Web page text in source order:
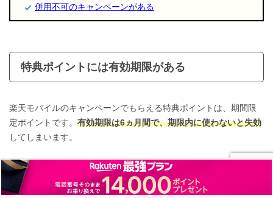
併用不可のキャンペーンがある
特典ポイントには有効期限がある
楽天モバイルのキャンペーンでもらえる特典ポイントは、期間限
定ポイントです。 有効期限は6ヵ月間で、期限内に使わないと失効
してしまいます。
特典ポイントは楽天市場だけでなく、街の楽天ポイント加盟店で
も使えます。またQRコード決済の「楽天ペイ」があれば、スーパ
ーやドラッグストアなど、様々な対象店舗でお金の代わりに支払